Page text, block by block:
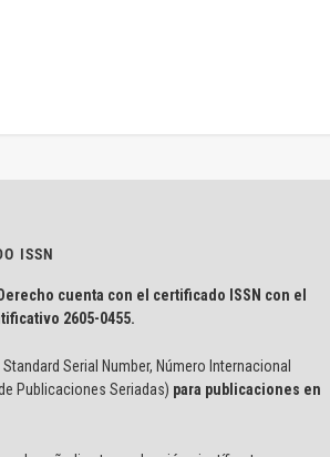
ISSN
cuenta con el certificado ISSN con el
2605-0455.
Serial Number, Número Internacional
Publicaciones Seriadas) para publicaciones en